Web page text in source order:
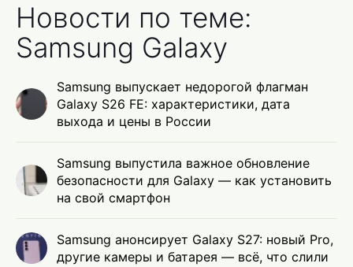
Новости по теме:
Samsung Galaxy
Samsung выпускает недорогой флагман
Galaxy S26 FE: характеристики, дата
выхода и цены в России
Samsung выпустила важное обновление
безопасности для Galaxy — как установить
на свой смартфон
Samsung анонсирует Galaxy S27: новый Pro,
другие камеры и батарея — всё, что слили